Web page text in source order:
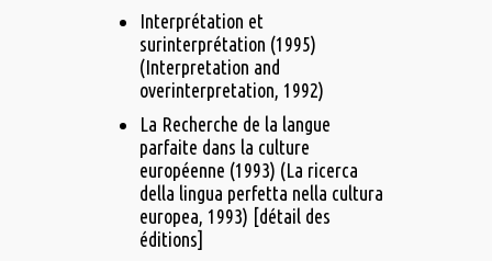
Interprétation et
surinterprétation (1995)
(Interpretation and
overinterpretation, 1992)
La Recherche de la langue
parfaite dans la culture
européenne (1993) (La ricerca
della lingua perfetta nella cultura
europea, 1993) [détail des
éditions]